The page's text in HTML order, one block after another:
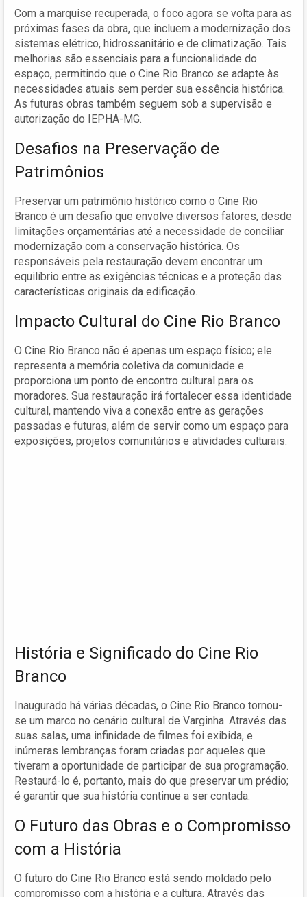
Com a marquise recuperada, o foco agora se volta para as
próximas fases da obra, que incluem a modernização dos
sistemas elétrico, hidrossanitário e de climatização. Tais
melhorias são essenciais para a funcionalidade do
espaço, permitindo que o Cine Rio Branco se adapte às
necessidades atuais sem perder sua essência histórica.
As futuras obras também seguem sob a supervisão e
autorização do IEPHA-MG.
Desafios na Preservação de
Patrimônios
Preservar um patrimônio histórico como o Cine Rio
Branco é um desafio que envolve diversos fatores, desde
limitações orçamentárias até a necessidade de conciliar
modernização com a conservação histórica. Os
responsáveis pela restauração devem encontrar um
equilíbrio entre as exigências técnicas e a proteção das
características originais da edificação.
Impacto Cultural do Cine Rio Branco
O Cine Rio Branco não é apenas um espaço físico; ele
representa a memória coletiva da comunidade e
proporciona um ponto de encontro cultural para os
moradores. Sua restauração irá fortalecer essa identidade
cultural, mantendo viva a conexão entre as gerações
passadas e futuras, além de servir como um espaço para
exposições, projetos comunitários e atividades culturais.
História e Significado do Cine Rio
Branco
Inaugurado há várias décadas, o Cine Rio Branco tornou-
se um marco no cenário cultural de Varginha. Através das
suas salas, uma infinidade de filmes foi exibida, e
inúmeras lembranças foram criadas por aqueles que
tiveram a oportunidade de participar de sua programação.
Restaurá-lo é, portanto, mais do que preservar um prédio;
é garantir que sua história continue a ser contada.
O Futuro das Obras e o Compromisso
com a História
O futuro do Cine Rio Branco está sendo moldado pelo
compromisso com a história e a cultura. Através das